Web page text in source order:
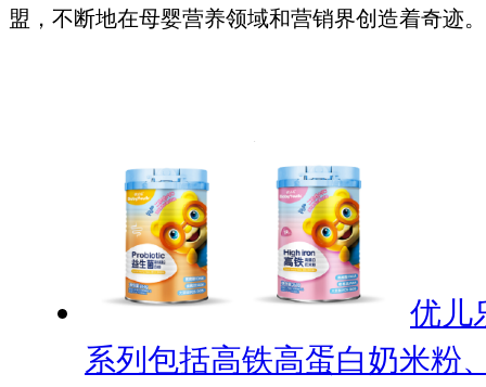
盟，不断地在母婴营养领域和营销界创造着奇迹。
优儿
系列包括高铁高蛋白奶米粉